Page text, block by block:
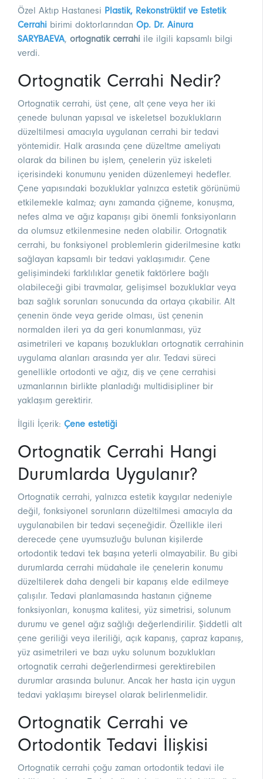
Özel Aktıp Hastanesi Plastik, Rekonstrüktif ve Estetik
Cerrahi birimi doktorlarından Op. Dr. Ainura
SARYBAEVA, ortognatik cerrahi ile ilgili kapsamlı bilgi
verdi.
Ortognatik Cerrahi Nedir?
Ortognatik cerrahi, üst çene, alt çene veya her iki
çenede bulunan yapısal ve iskeletsel bozuklukların
düzeltilmesi amacıyla uygulanan cerrahi bir tedavi
yöntemidir. Halk arasında çene düzeltme ameliyatı
olarak da bilinen bu işlem, çenelerin yüz iskeleti
içerisindeki konumunu yeniden düzenlemeyi hedefler.
Çene yapısındaki bozukluklar yalnızca estetik görünümü
etkilemekle kalmaz; aynı zamanda çiğneme, konuşma,
nefes alma ve ağız kapanışı gibi önemli fonksiyonların
da olumsuz etkilenmesine neden olabilir. Ortognatik
cerrahi, bu fonksiyonel problemlerin giderilmesine katkı
sağlayan kapsamlı bir tedavi yaklaşımıdır. Çene
gelişimindeki farklılıklar genetik faktörlere bağlı
olabileceği gibi travmalar, gelişimsel bozukluklar veya
bazı sağlık sorunları sonucunda da ortaya çıkabilir. Alt
çenenin önde veya geride olması, üst çenenin
normalden ileri ya da geri konumlanması, yüz
asimetrileri ve kapanış bozuklukları ortognatik cerrahinin
uygulama alanları arasında yer alır. Tedavi süreci
genellikle ortodonti ve ağız, diş ve çene cerrahisi
uzmanlarının birlikte planladığı multidisipliner bir
yaklaşım gerektirir.
İlgili İçerik: Çene estetiği
Ortognatik Cerrahi Hangi
Durumlarda Uygulanır?
Ortognatik cerrahi, yalnızca estetik kaygılar nedeniyle
değil, fonksiyonel sorunların düzeltilmesi amacıyla da
uygulanabilen bir tedavi seçeneğidir. Özellikle ileri
derecede çene uyumsuzluğu bulunan kişilerde
ortodontik tedavi tek başına yeterli olmayabilir. Bu gibi
durumlarda cerrahi müdahale ile çenelerin konumu
düzeltilerek daha dengeli bir kapanış elde edilmeye
çalışılır. Tedavi planlamasında hastanın çiğneme
fonksiyonları, konuşma kalitesi, yüz simetrisi, solunum
durumu ve genel ağız sağlığı değerlendirilir. Şiddetli alt
çene geriliği veya ileriliği, açık kapanış, çapraz kapanış,
yüz asimetrileri ve bazı uyku solunum bozuklukları
ortognatik cerrahi değerlendirmesi gerektirebilen
durumlar arasında bulunur. Ancak her hasta için uygun
tedavi yaklaşımı bireysel olarak belirlenmelidir.
Ortognatik Cerrahi ve
Ortodontik Tedavi İlişkisi
Ortognatik cerrahi çoğu zaman ortodontik tedavi ile